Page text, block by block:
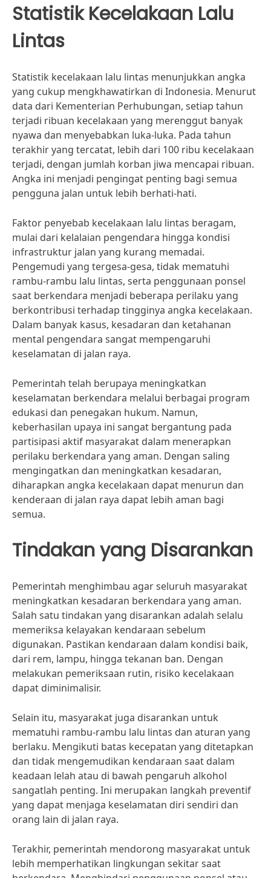
Statistik Kecelakaan Lalu
Lintas
Statistik kecelakaan lalu lintas menunjukkan angka
yang cukup mengkhawatirkan di Indonesia. Menurut
data dari Kementerian Perhubungan, setiap tahun
terjadi ribuan kecelakaan yang merenggut banyak
nyawa dan menyebabkan luka-luka. Pada tahun
terakhir yang tercatat, lebih dari 100 ribu kecelakaan
terjadi, dengan jumlah korban jiwa mencapai ribuan.
Angka ini menjadi pengingat penting bagi semua
pengguna jalan untuk lebih berhati-hati.
Faktor penyebab kecelakaan lalu lintas beragam,
mulai dari kelalaian pengendara hingga kondisi
infrastruktur jalan yang kurang memadai.
Pengemudi yang tergesa-gesa, tidak mematuhi
rambu-rambu lalu lintas, serta penggunaan ponsel
saat berkendara menjadi beberapa perilaku yang
berkontribusi terhadap tingginya angka kecelakaan.
Dalam banyak kasus, kesadaran dan ketahanan
mental pengendara sangat mempengaruhi
keselamatan di jalan raya.
Pemerintah telah berupaya meningkatkan
keselamatan berkendara melalui berbagai program
edukasi dan penegakan hukum. Namun,
keberhasilan upaya ini sangat bergantung pada
partisipasi aktif masyarakat dalam menerapkan
perilaku berkendara yang aman. Dengan saling
mengingatkan dan meningkatkan kesadaran,
diharapkan angka kecelakaan dapat menurun dan
kenderaan di jalan raya dapat lebih aman bagi
semua.
Tindakan yang Disarankan
Pemerintah menghimbau agar seluruh masyarakat
meningkatkan kesadaran berkendara yang aman.
Salah satu tindakan yang disarankan adalah selalu
memeriksa kelayakan kendaraan sebelum
digunakan. Pastikan kendaraan dalam kondisi baik,
dari rem, lampu, hingga tekanan ban. Dengan
melakukan pemeriksaan rutin, risiko kecelakaan
dapat diminimalisir.
Selain itu, masyarakat juga disarankan untuk
mematuhi rambu-rambu lalu lintas dan aturan yang
berlaku. Mengikuti batas kecepatan yang ditetapkan
dan tidak mengemudikan kendaraan saat dalam
keadaan lelah atau di bawah pengaruh alkohol
sangatlah penting. Ini merupakan langkah preventif
yang dapat menjaga keselamatan diri sendiri dan
orang lain di jalan raya.
Terakhir, pemerintah mendorong masyarakat untuk
lebih memperhatikan lingkungan sekitar saat